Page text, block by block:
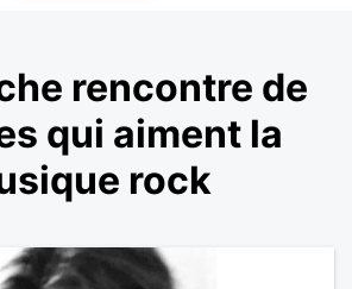
rencontre de
qui aiment la
rock